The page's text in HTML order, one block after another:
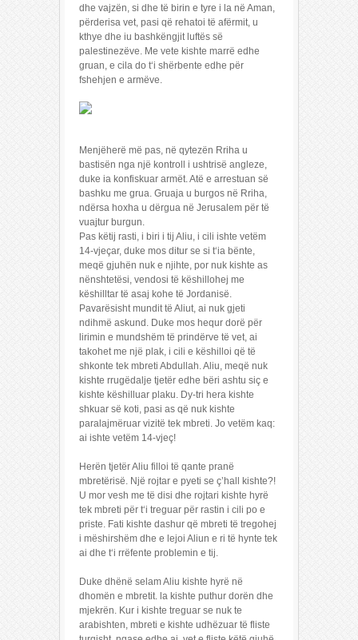
dhe vajzën, si dhe të birin e tyre i la në Aman,
përderisa vet, pasi që rehatoi të afërmit, u
kthye dhe iu bashkëngjit luftës së
palestinezëve. Me vete kishte marrë edhe
gruan, e cila do t‘i shërbente edhe për
fshehjen e armëve.
Menjëherë më pas, në qytezën Rriha u
bastisën nga një kontroll i ushtrisë angleze,
duke ia konfiskuar armët. Atë e arrestuan së
bashku me grua. Gruaja u burgos në Rriha,
ndërsa hoxha u dërgua në Jerusalem për të
vuajtur burgun.
Pas këtij rasti, i biri i tij Aliu, i cili ishte vetëm
14-vjeçar, duke mos ditur se si t‘ia bënte,
meqë gjuhën nuk e njihte, por nuk kishte as
nënshtetësi, vendosi të këshillohej me
këshilltar të asaj kohe të Jordanisë.
Pavarësisht mundit të Aliut, ai nuk gjeti
ndihmë askund. Duke mos hequr dorë për
lirimin e mundshëm të prindërve të vet, ai
takohet me një plak, i cili e këshilloi që të
shkonte tek mbreti Abdullah. Aliu, meqë nuk
kishte rrugëdalje tjetër edhe bëri ashtu siç e
kishte këshilluar plaku. Dy-tri hera kishte
shkuar së koti, pasi as që nuk kishte
paralajmëruar vizitë tek mbreti. Jo vetëm kaq:
ai ishte vetëm 14-vjeç!
Herën tjetër Aliu filloi të qante pranë
mbretërisë. Një rojtar e pyeti se ç’hall kishte?!
U mor vesh me të disi dhe rojtari kishte hyrë
tek mbreti për t‘i treguar për rastin i cili po e
priste. Fati kishte dashur që mbreti të tregohej
i mëshirshëm dhe e lejoi Aliun e ri të hynte tek
ai dhe t‘i rrëfente problemin e tij.
Duke dhënë selam Aliu kishte hyrë në
dhomën e mbretit. la kishte puthur dorën dhe
mjekrën. Kur i kishte treguar se nuk te
arabishten, mbreti e kishte udhëzuar të fliste